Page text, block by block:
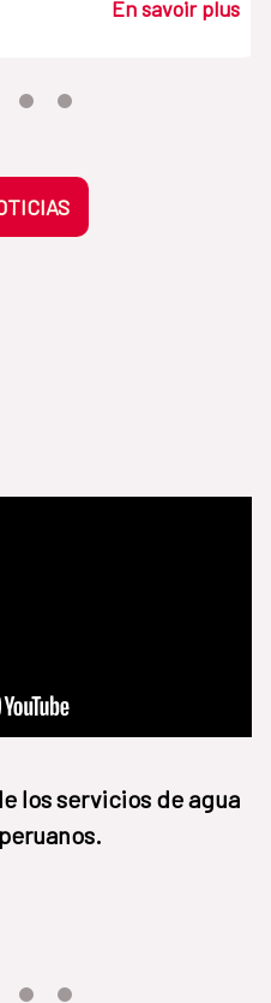
En savoir plus
el carrusel hasta su
Desplaza el carrusel hasta su
Desplaza el carrusel
los servicios de agua